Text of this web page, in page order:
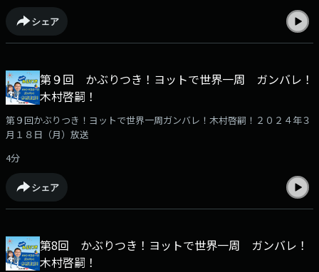
シェア
第９回 かぶりつき！ヨットで世界一周 ガンバレ！
木村啓嗣！
第９回かぶりつき！ヨットで世界一周ガンバレ！木村啓嗣！２０２４年３
月１８日（月）放送
4分
シェア
第8回 かぶりつき！ヨットで世界一周 ガンバレ！
木村啓嗣！